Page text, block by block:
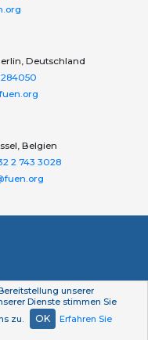
Deutschland
Belgien
2 743 3028
unserer
Dienste stimmen Sie
zu.
OK
Erfahren Sie